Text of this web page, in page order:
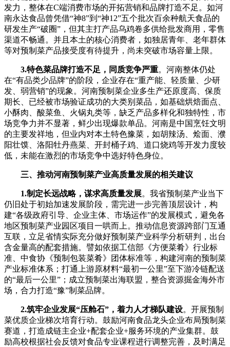
发力，整体在C端消费市场的开拓营销和品牌打造不足。如河
南永达食品曾凭借“神8”到“神12”五个批次百余种航天食品的
研发生产“破圈”，但其主打产品乌鸡卷多供给批发商用，零售
渠道不畅通。并且本土的核心消费者，如独居青年、老年群体
等对预制菜产品接受度有待提升，尚未突破市场容量上限。
3.特色菜品牌打造不足，同质竞争严重。河南整体仍处
在“有品类少品牌”的阶段，企业存在“重产能、轻质量、少研
发、弱营销”的现象。河南预制菜企业多生产还原度高、保质
期长、已经被市场验证成功的大类别菜品，如基础烘焙面点、
小酥肉、酸菜鱼、火锅丸类等，缺乏产品多样化和独特性，市
场竞争力并不显著，鲜少出现爆款单品。河南是中国烹饪文明
的主要发祥地，但业内对本土特色豫菜，如胡辣汤、烩面、濮
阳壮馍、洛阳牡丹燕菜、开封桶子鸡、道口烧鸡等开发力度较
低，未能在激烈的市场竞争中选好特色身位。
三、推动河南预制菜产业高质量发展的相关建议
1.制定长远战略，谋求高质量发展。我省预制菜产业当下
仍旧处于初始加速发展阶段，需完进一步完善顶层设计，构
建“各级政府引导、企业主体、市场运作”的发展模式，避免各
地区预制菜产业园区项目一哄而上。推动信息资源跨部门互通
互联，立足省情实际充分做好预制菜产业科学分析研判，出台
含金量高的配套措施。譬如依据工信部《方便菜肴》行业标
准、中食协《预制包装菜肴》团体标准等，构建河南的预制菜
产业标准体系；打通上游原材料“最初一公里”至下游冷链配送
的“最后一公里”；成立预制菜出海联盟，整合资源掘金海外市
场，合力打造“豫”制菜品牌。
2.筑牢企业发展“压舱石”，着力人才梯队建设。开展预制
菜优质企业梯次培育行动。鼓励河南食品龙头企业布局预制菜
赛道，打造成链主企业+配套企业+服务环境的产业集群。鼓
励高校根据社会反馈对食品专业课程进行调整完善，及时满足